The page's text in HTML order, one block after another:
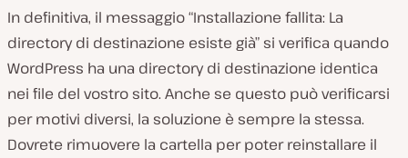
In definitiva, il messaggio “Installazione fallita: La
directory di destinazione esiste già” si verifica quando
WordPress ha una directory di destinazione identica
nei file del vostro sito. Anche se questo può verificarsi
per motivi diversi, la soluzione è sempre la stessa.
Dovrete rimuovere la cartella per poter reinstallare il